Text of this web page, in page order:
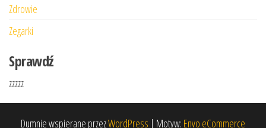
Zdrowie
Zegarki
Sprawdź
zzzzz
Dumnie wspierane przezWordPress | Motyw: Envo eCommerce